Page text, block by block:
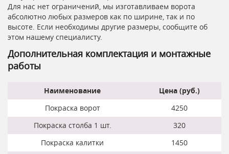
Для нас нет ограничений, мы изготавливаем ворота
абсолютно любых размеров как по ширине, так и по
высоте. Если необходимы другие размеры, сообщите об
этом нашему специалисту.
Дополнительная комплектация и монтажные
работы
Наименование
Цена (руб.)
Покраска ворот
4250
Покраска столба 1 шт.
320
Покраска калитки
1450